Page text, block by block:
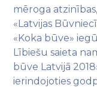
mēroga
«Latvijas
«Koka būve»
Lībiešu saieta
būve Latvijā
ierindojoties